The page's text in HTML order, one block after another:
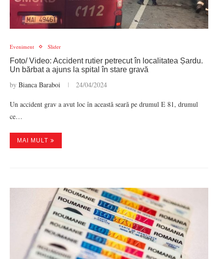
Eveniment Slider
Foto/ Video: Accident rutier petrecut în localitatea Șardu.
Un bărbat a ajuns la spital în stare gravă
by Bianca Baraboi 24/04/2024
Un accident grav a avut loc în această seară pe drumul E 81, drumul
ce…
MAI MULT